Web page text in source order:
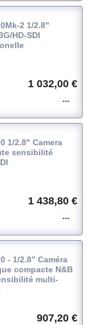
2 1/2.8"
HD-SDI
1 032,00 €
1/2.8" Camera
sensibilité
1 438,80 €
- 1/2.8” Caméra
compacte N&B
multi-
907,20 €